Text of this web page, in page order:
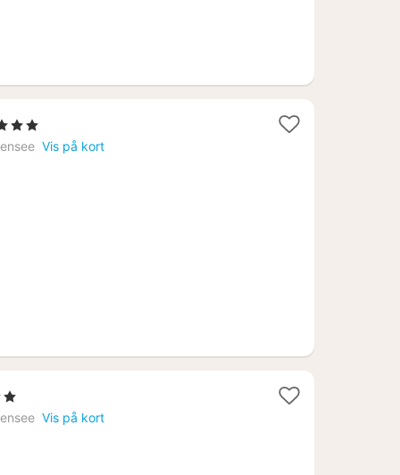
Vis på kort
Vis på kort